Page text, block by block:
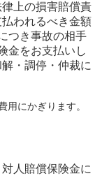
上の損害賠償責
われるべき⾦額
つき事故の相⼿
⾦をお⽀払いし
・調停・仲裁に
⽤にかぎります。
⼈賠償保険⾦に